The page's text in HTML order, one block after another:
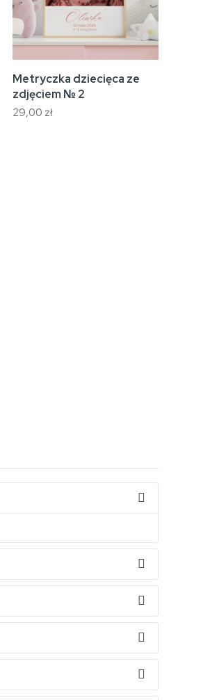
Metryczka dziecięca ze
zdjęciem № 2
29,00 zł